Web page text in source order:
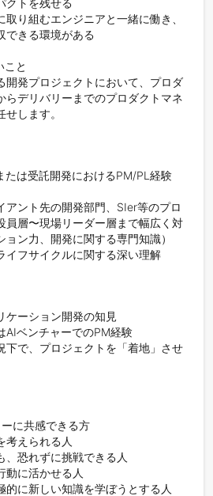
クトを残せる
取り組むエンジニアと一緒に働き、
できる環境がある
と
開発プロジェクトにおいて、プロダ
らデリバリーまでのプロダクトマネ
します。
たは受託開発におけるPM/PL経験
アント先の開発部門、SIer等のプロ
員層〜現場リーダー層まで幅広く対
ン力、開発に関する専門知識）
イフサイクルに関する深い理解
ケーション開発の知見
AIベンチャーでのPM経験
下で、プロジェクトを「着地」させ
に共感できる方
考えられる人
、恐れずに挑戦できる人
動に活かせる人
的に新しい知識を学ぼうとする人